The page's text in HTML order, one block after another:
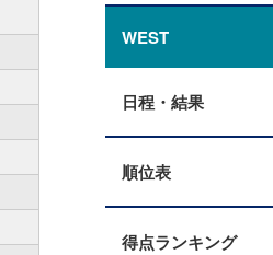
WEST
日程・結果
順位表
得点ランキング